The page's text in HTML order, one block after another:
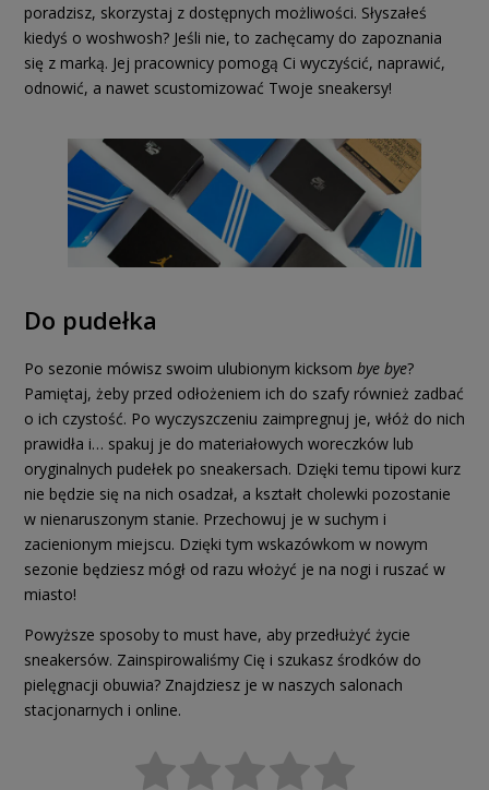
poradzisz, skorzystaj z dostępnych możliwości. Słyszałeś
kiedyś o woshwosh? Jeśli nie, to zachęcamy do zapoznania
się z marką. Jej pracownicy pomogą Ci wyczyścić, naprawić,
odnowić, a nawet scustomizować Twoje sneakersy!
Do pudełka
Po sezonie mówisz swoim ulubionym kicksom bye bye?
Pamiętaj, żeby przed odłożeniem ich do szafy również zadbać
o ich czystość. Po wyczyszczeniu zaimpregnuj je, włóż do nich
prawidła i… spakuj je do materiałowych woreczków lub
oryginalnych pudełek po sneakersach. Dzięki temu tipowi kurz
nie będzie się na nich osadzał, a kształt cholewki pozostanie
w nienaruszonym stanie. Przechowuj je w suchym i
zacienionym miejscu. Dzięki tym wskazówkom w nowym
sezonie będziesz mógł od razu włożyć je na nogi i ruszać w
miasto!
Powyższe sposoby to must have, aby przedłużyć życie
sneakersów. Zainspirowaliśmy Cię i szukasz środków do
pielęgnacji obuwia? Znajdziesz je w naszych salonach
stacjonarnych i online.